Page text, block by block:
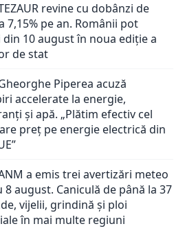
revine cu dobânzi de
7,15% pe an. Românii pot
din 10 august în noua ediție a
de stat
Piperea acuză
accelerate la energie,
și apă. „Plătim efectiv cel
preț pe energie electrică din
a emis trei avertizări meteo
8 august. Caniculă de până la 37
vijelii, grindină și ploi
în mai multe regiuni